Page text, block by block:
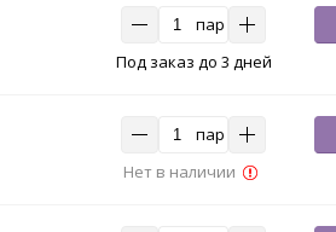
пар
Под заказ до 3 дней
пар
Нет в наличии